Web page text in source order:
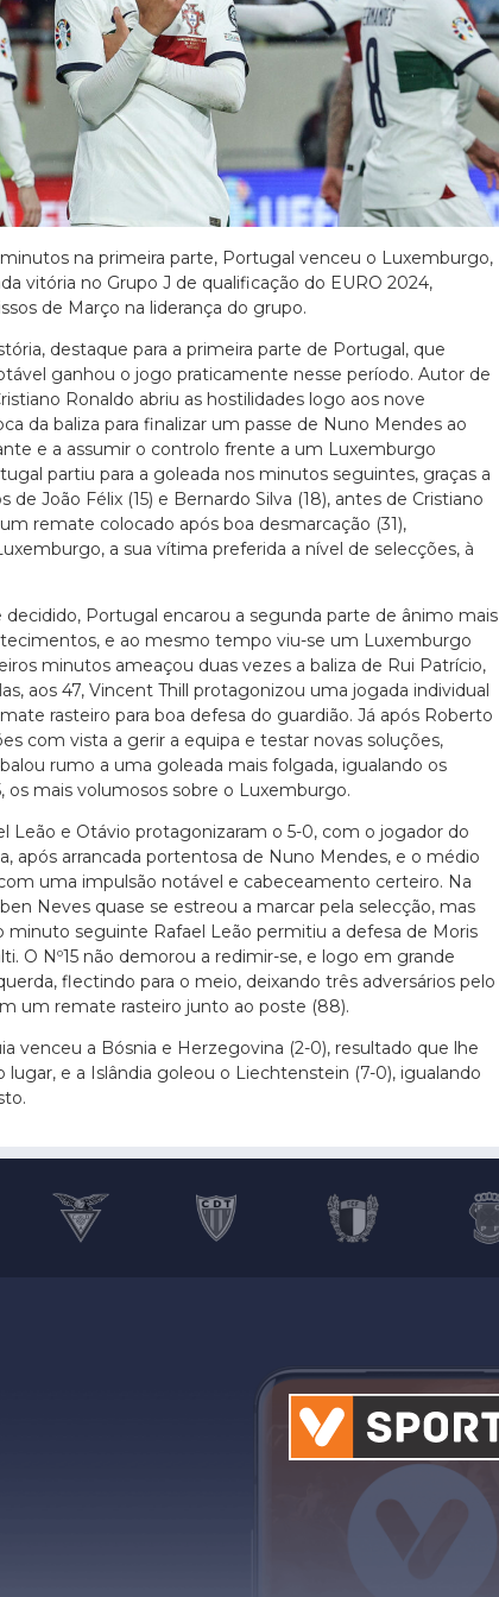
na primeira parte, Portugal venceu o Luxemburgo,
vitória no Grupo J de qualificação do EURO 2024,
de Março na liderança do grupo.
destaque para a primeira parte de Portugal, que
ganhou o jogo praticamente nesse período. Autor de
Ronaldo abriu as hostilidades logo aos nove
da baliza para finalizar um passe de Nuno Mendes ao
e a assumir o controlo frente a um Luxemburgo
partiu para a goleada nos minutos seguintes, graças a
João Félix (15) e Bernardo Silva (18), antes de Cristiano
remate colocado após boa desmarcação (31),
a sua vítima preferida a nível de selecções, à
Portugal encarou a segunda parte de ânimo mais
e ao mesmo tempo viu-se um Luxemburgo
minutos ameaçou duas vezes a baliza de Rui Patrício,
aos 47, Vincent Thill protagonizou uma jogada individual
rasteiro para boa defesa do guardião. Já após Roberto
com vista a gerir a equipa e testar novas soluções,
rumo a uma goleada mais folgada, igualando os
os mais volumosos sobre o Luxemburgo.
Leão e Otávio protagonizaram o 5-0, com o jogador do
após arrancada portentosa de Nuno Mendes, e o médio
uma impulsão notável e cabeceamento certeiro. Na
Neves quase se estreou a marcar pela selecção, mas
minuto seguinte Rafael Leão permitiu a defesa de Moris
O Nº15 não demorou a redimir-se, e logo em grande
flectindo para o meio, deixando três adversários pelo
um remate rasteiro junto ao poste (88).
venceu a Bósnia e Herzegovina (2-0), resultado que lhe
e a Islândia goleou o Liechtenstein (7-0), igualando